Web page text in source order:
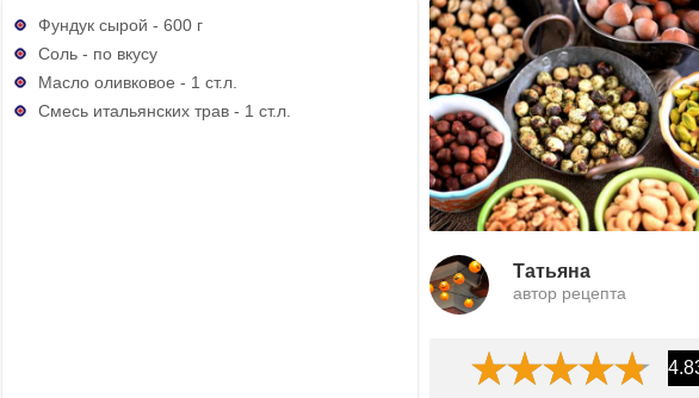
Фундук сырой - 600 г
Соль - по вкусу
Масло оливковое - 1 ст.л.
Смесь итальянских трав - 1 ст.л.
Татьяна
автор рецепта